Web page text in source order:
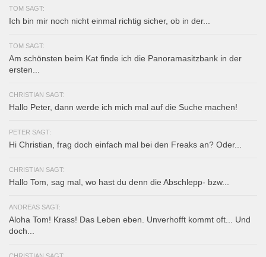
TOM SAGT:
Ich bin mir noch nicht einmal richtig sicher, ob in der...
TOM SAGT:
Am schönsten beim Kat finde ich die Panoramasitzbank in der
ersten...
CHRISTIAN SAGT:
Hallo Peter, dann werde ich mich mal auf die Suche machen!
PETER SAGT:
Hi Christian, frag doch einfach mal bei den Freaks an? Oder...
CHRISTIAN SAGT:
Hallo Tom, sag mal, wo hast du denn die Abschlepp- bzw...
ANDREAS SAGT:
Aloha Tom! Krass! Das Leben eben. Unverhofft kommt oft... Und
doch...